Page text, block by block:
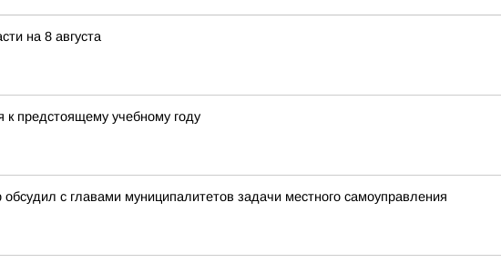
на 8 августа
предстоящему учебному году
с главами муниципалитетов задачи местного самоуправления